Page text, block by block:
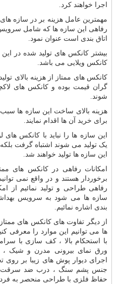
اجرا خواهند کرد.
مهمترین عامل هزینه بر در سازه
رفاهی این سازه ها که شامل
اتاق بندی است عنوان نمود.
بیشتر کانکس های تولید شده در
کانکس ویلایی می باشد.
کانکس های ممتاز از هزینه بالای
گران قیمت بوده و کانکس های
شوند.
هزینه بالای ساخت این سازه ها
برای خرید آن ها اقدام نمایند.
این سازه ها را نباید با کانکس
یک تولید می شوند اشتباه گرفت بلکه
این سازه ها تولید خواهند شد.
امکانات رفاهی در کانکس های
برخوردار هستند و در واقع نمی
رفاهی طراحی و تولید نمائیم از
سازه ها می شود به سرویس
بندی اشاره نمائیم.
از دیگر تفاوت های کانکس های
ها می توانیم این موارد را
با استحکام بالا ، کف سازی با
ورق نمای بیرونی مدرن و شیک ،
اجرای دیوار پوش های زیبا بر
حفاظ فلزی با طراحی منحصر به